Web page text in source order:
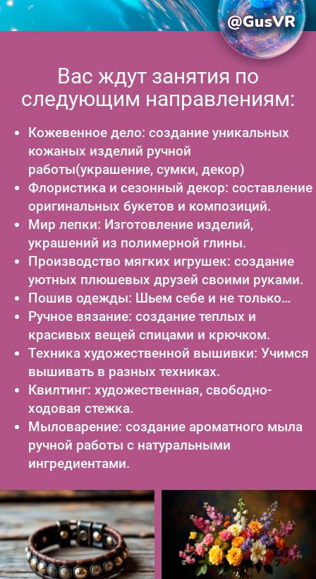
Вас ждут занятия по
следующим направлениям:
Кожевенное дело: создание уникальных
кожаных изделий ручной
работы(украшение, сумки, декор)
Флористика и сезонный декор: составление
оригинальных букетов и композиций.
Мир лепки: Изготовление изделий,
украшений из полимерной глины.
Производство мягких игрушек: создание
уютных плюшевых друзей своими руками.
Пошив одежды: Шьем себе и не только…
Ручное вязание: создание теплых и
красивых вещей спицами и крючком.
Техника художественной вышивки: Учимся
вышивать в разных техниках.
Квилтинг: художественная, свободно-
ходовая стежка.
Мыловарение: создание ароматного мыла
ручной работы с натуральными
ингредиентами.